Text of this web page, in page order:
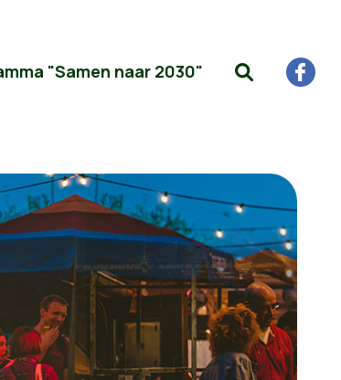
"Samen naar 2030"